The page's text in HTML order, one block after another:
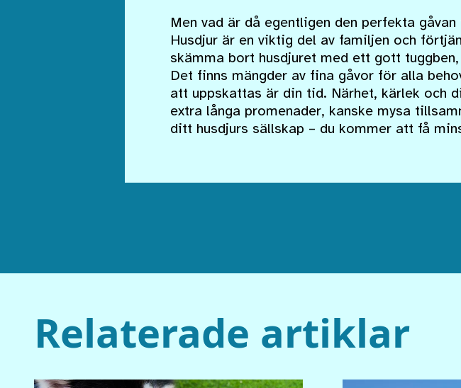
Men vad är då egentligen den perfekta
Husdjur är en viktig del av familjen och
skämma bort husdjuret med ett gott
Det finns mängder av fina gåvor för alla
att uppskattas är din tid. Närhet, kärlek och
extra långa promenader, kanske mysa
ditt husdjurs sällskap – du kommer att få
Relaterade artiklar